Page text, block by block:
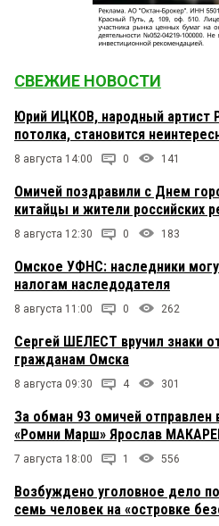
СВЕЖИЕ НОВОСТИ
Юрий ИЦКОВ, народный артист
потолка, становится
8 августа 14:00 0 141
Омичей поздравили с Днем
китайцы и жители российских
8 августа 12:30 0 183
Омское УФНС: наследники
налогам наследодателя
8 августа 11:00 0 262
Сергей ШЕЛЕСТ вручил знаки
гражданам Омска
8 августа 09:30 4 301
За обман 93 омичей
«Ромни Марш» Ярослав
7 августа 18:00 1 556
Возбуждено уголовное дело
семь человек на «островке